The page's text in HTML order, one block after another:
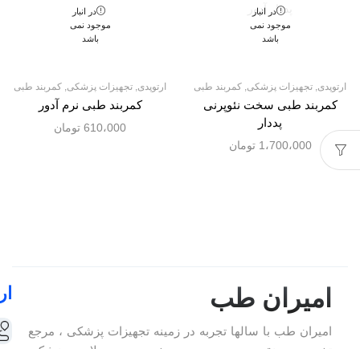
در انبار
موجود نمی
باشد
ارتوپدی, تجهیزات پزشکی, کمربند طبی
کمربند طبی سخت نئوپرنی
پددار
1،700،000 تومان
در انبار
موجود نمی
باشد
ارتوپدی, تجهیزات پزشکی, کمربند طبی
کمربند طبی نرم آدور
610،000 تومان
امیران طب
امیران طب با سالها تجربه در زمینه تجهیزات پزشکی ، مرجع